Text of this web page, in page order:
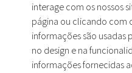
interage com os nossos
página ou clicando com
informações são usadas
no design e na
informações fornecidas